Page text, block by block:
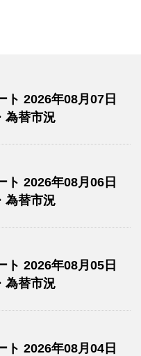
ト 2026年08月07日
為替市況
ト 2026年08月06日
為替市況
ト 2026年08月05日
為替市況
ト 2026年08月04日